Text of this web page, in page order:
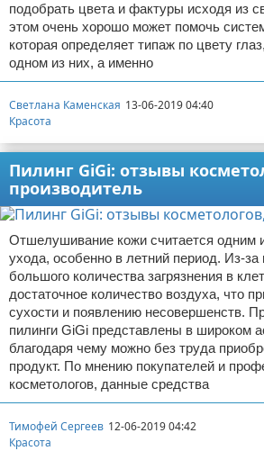
подобрать цвета и фактуры исходя из
этом очень хорошо может помочь
которая определяет типаж по цвету
одном из них, а именно
Светлана Каменская 13-06-2019 04:40
Красота
Пилинг GiGi: отзывы
производитель
Отшелушивание кожи считается одним
ухода, особенно в летний период. Из-за
большого количества загрязнения в
достаточное количество воздуха, что
сухости и появлению несовершенств.
пилинги GiGi представлены в широком
благодаря чему можно без труда
продукт. По мнению покупателей и
косметологов, данные средства
Тимофей Сергеев 12-06-2019 04:42
Красота